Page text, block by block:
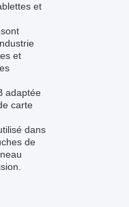
et
et
adaptée
carte
dans
de